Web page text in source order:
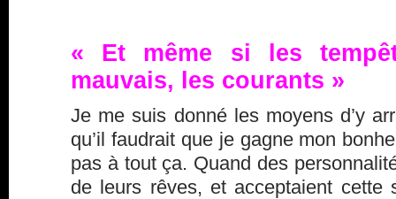
« Et même si les
mauvais, les courants »
Je me suis donné les moyens d’y
qu’il faudrait que je gagne mon
pas à tout ça. Quand des
de leurs rêves, et acceptaient cette